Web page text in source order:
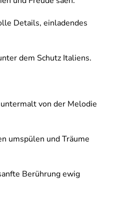
Details, einladendes
dem Schutz Italiens.
von der Melodie
umspülen und Träume
Berührung ewig